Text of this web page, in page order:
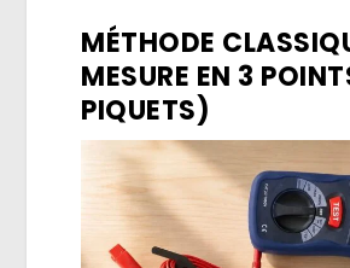
MÉTHODE
MESURE EN 3
PIQUETS)